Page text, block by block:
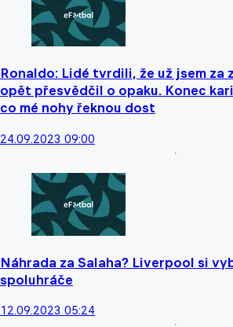
Ronaldo: Lidé tvrdili, že už jsem za
opět přesvědčil o opaku. Konec
co mé nohy řeknou dost
24.09.2023 09:00
Náhrada za Salaha? Liverpool si
spoluhráče
12.09.2023 05:24